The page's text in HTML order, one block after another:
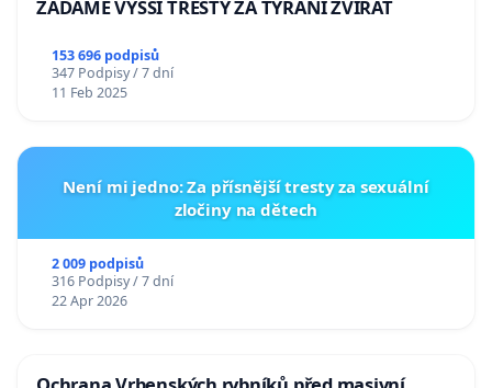
ŽÁDÁME VYŠŠÍ TRESTY ZA TÝRÁNÍ ZVÍŘAT
153 696 podpisů
347 Podpisy / 7 dní
11 Feb 2025
Není mi jedno: Za přísnější tresty za sexuální
zločiny na dětech
2 009 podpisů
316 Podpisy / 7 dní
22 Apr 2026